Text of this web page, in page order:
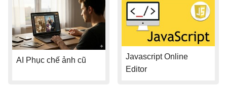
AI Phục chế ảnh cũ
Javascript Online
Editor